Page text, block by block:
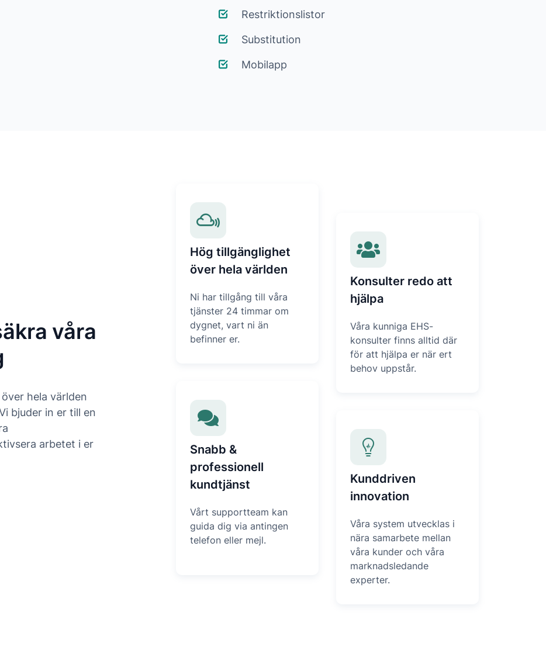
Restriktionslistor
Substitution
Mobilapp
våra
hela världen
bjuder in er till en
arbetet i er
Hög tillgänglighet
över hela världen
Ni har tillgång till våra
tjänster 24 timmar om
dygnet, vart ni än
befinner er.
Konsulter redo att
hjälpa
Våra kunniga EHS-
konsulter finns alltid där
för att hjälpa er när ert
behov uppstår.
Snabb &
professionell
kundtjänst
Vårt supportteam kan
guida dig via antingen
telefon eller mejl.
Kunddriven
innovation
Våra system utvecklas i
nära samarbete mellan
våra kunder och våra
marknadsledande
experter.